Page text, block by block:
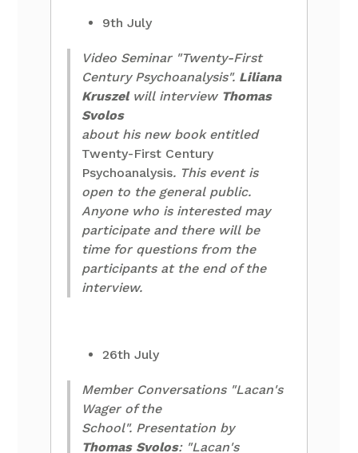
9th July
Video Seminar "Twenty-First
Century Psychoanalysis". Liliana
Kruszelwill interview Thomas
Svolos
about his new book entitled
Twenty-First Century
Psychoanalysis. This event is
open to the general public.
Anyone who is interested may
participate and there will be
time for questions from the
participants at the end of the
interview.
26th July
Member Conversations "Lacan's
Wager of the
School". Presentation by
Thomas Svolos: "Lacan's